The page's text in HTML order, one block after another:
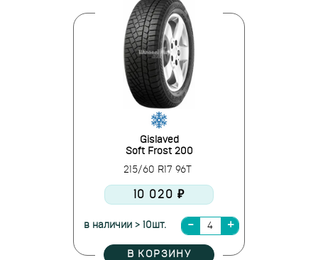
Gislaved
Soft Frost 200
215/60 R17 96T
10 020 ₽
в наличии > 10шт.
В КОРЗИНУ